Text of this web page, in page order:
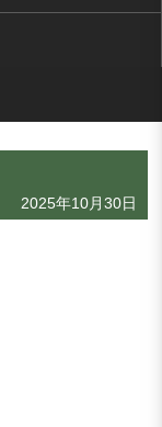
2025年10月30日